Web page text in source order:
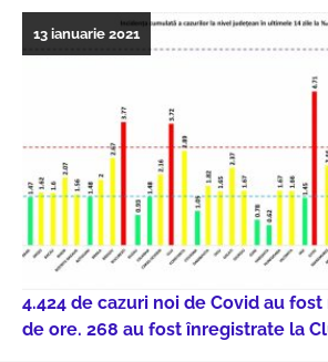
4.424 de cazuri noi de Covid au
de ore. 268 au fost înregistrate la
13 ianuarie 2021